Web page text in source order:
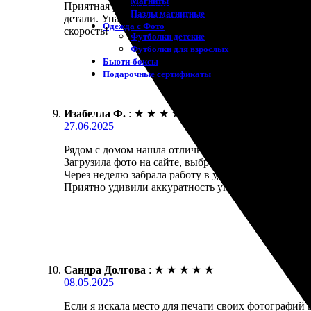
Пазлы магнитные
Одежда с Фото
Футболки детские
Футболки для взрослых
Бьюти-боксы
Подарочные сертификаты
Приятная работа с командой, все четко и быстро.
детали. Упаковали качественно, пришло без
скорость!
Изабелла Ф. : ★ ★ ★ ★
27.06.2025
Рядом с домом нашла отличное место для печати.
Загрузила фото на сайте, выбрала размер и
Через неделю забрала работу в удобное время.
Приятно удивили аккуратность упаковки и
Сандра Долгова : ★ ★ ★ ★ ★
08.05.2025
Если я искала место для печати своих